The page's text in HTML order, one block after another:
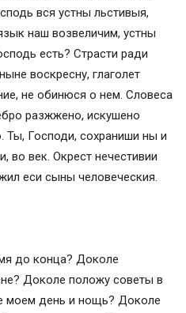
вся устны льстивыя,
наш возвеличим, устны
есть? Страсти ради
воскресну, глаголет
не обинюся о нем. Словеса
разжжено, искушено
Господи, сохраниши ны и
во век. Окрест нечестивии
еси сыны человеческия.
до конца? Доколе
Доколе положу советы в
моем день и нощь? Доколе